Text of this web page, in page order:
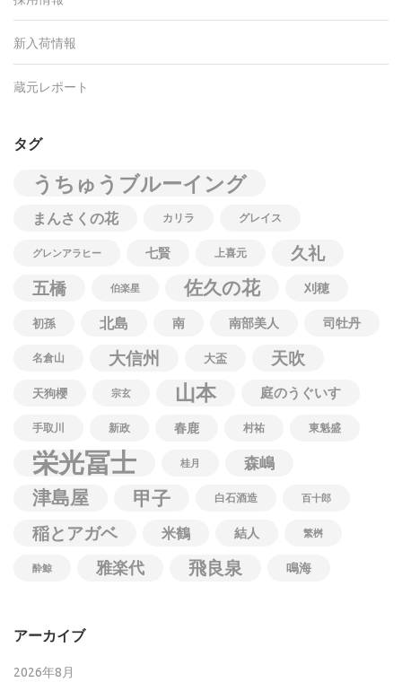
新入荷情報
蔵元レポート
タグ
うちゅうブルーイング
まんさくの花 カリラ グレイス
グレンアラヒー 七賢 上喜元
久礼
五橋
伯楽星 佐久の花 刈穂
初孫 北島 南 南部美人 司牡丹
名倉山 大信州 大盃 天吹
天狗櫻 宗玄 山本 庭のうぐいす
手取川 新政 春鹿 村祐 東魁盛
栄光冨士 桂月 森嶋
津島屋 甲子 白石酒造 百十郎
稲とアガベ 米鶴 結人 繁桝
酔鯨 雅楽代 飛良泉 鳴海
アーカイブ
2026年8月